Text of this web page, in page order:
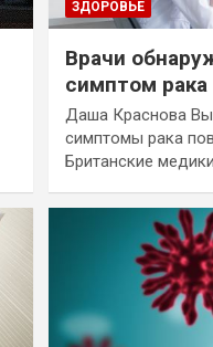
ЗДОРОВЬЕ
Врачи
симптом рака
Даша Краснова
симптомы рака
Британские